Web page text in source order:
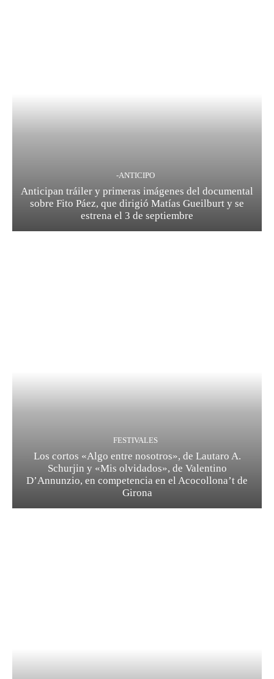
-ANTICIPO
Anticipan tráiler y primeras imágenes del documental
sobre Fito Páez, que dirigió Matías Gueilburt y se
estrena el 3 de septiembre
FESTIVALES
Los cortos «Algo entre nosotros», de Lautaro A.
Schurjin y «Mis olvidados», de Valentino
D’Annunzio, en competencia en el Acocollona’t de
Girona